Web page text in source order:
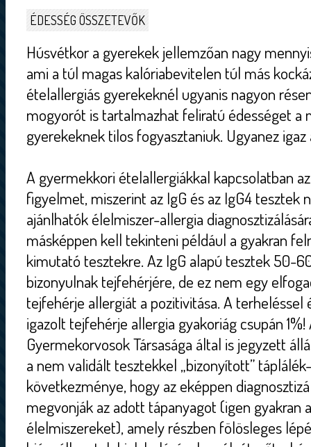
ÉDESSÉG ÖSSZETEVŐK
Húsvétkor a gyerekek jellemzőan nagy
ami a túl magas kalóriabevitelen túl más
ételallergiás gyerekeknél ugyanis nagyon
mogyorót is tartalmazhat feliratú édességet a
gyerekeknek tilos fogyasztaniuk. Ugyanez igaz
A gyermekkori ételallergiákkal kapcsolatban
figyelmet, miszerint az IgG és az IgG4 tesztek
ajánlhatók élelmiszer-allergia
másképpen kell tekinteni például a gyakran
kimutató tesztekre. Az IgG alapú tesztek 50-
bizonyulnak tejfehérjére, de ez nem egy
tejfehérje allergiát a pozitivitása. A terheléssel
igazolt tejfehérje allergia gyakoriág csupán 1%!
Gyermekorvosok Társasága által is jegyzett
a nem validált tesztekkel „bizonyított”
következménye, hogy az eképpen
megvonják az adott tápanyagot (igen gyakran
élelmiszereket), amely részben fölösleges